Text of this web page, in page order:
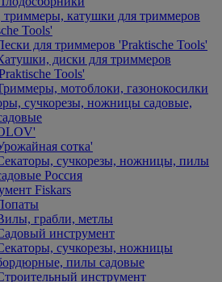
триммеры, катушки для триммеров
Tools'
для триммеров 'Praktische Tools'
диски для триммеров
Tools'
мотоблоки, газонокосилки
сучкорезы, ножницы садовые,
сотка'
сучкорезы, ножницы, пилы
Россия
Fiskars
грабли, метлы
инструмент
сучкорезы, ножницы
пилы садовые
инструмент